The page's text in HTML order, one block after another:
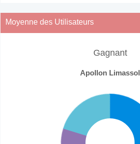
Moyenne des Utilisateurs
Gagnant
Apollon Limassol